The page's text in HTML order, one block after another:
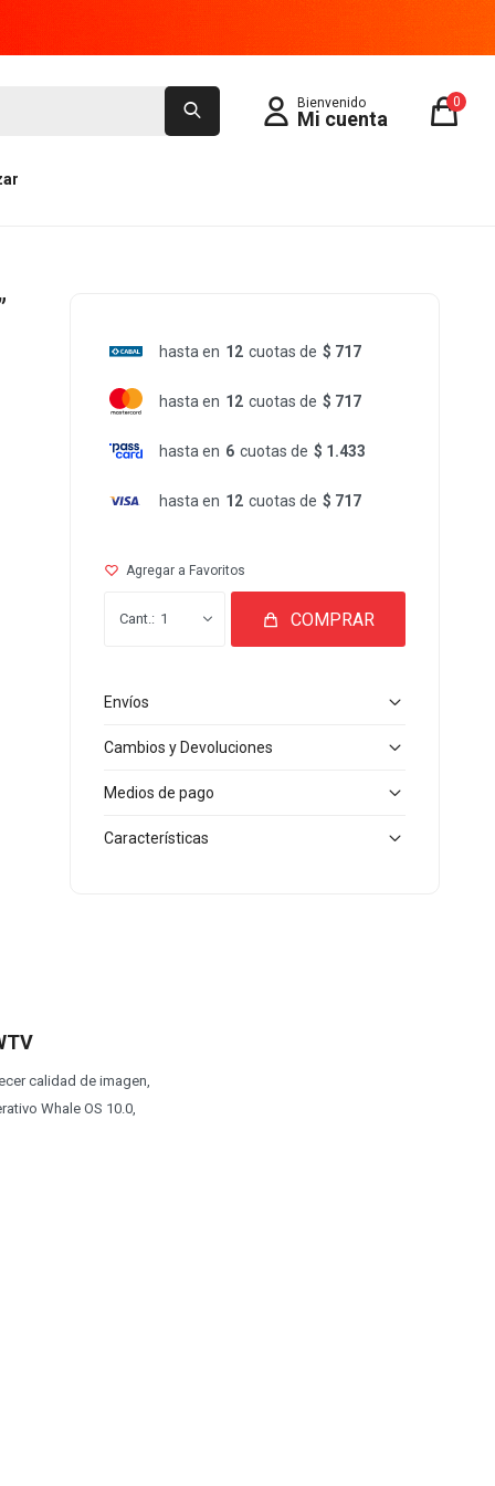
0
hasta en 12 cuotas de $ 717
hasta en 12 cuotas de $ 717
hasta en 6 cuotas de $ 1.433
hasta en 12 cuotas de $ 717
1 COMPRAR
Envíos
Cambios y Devoluciones
Medios de pago
Características
calidad de imagen,
Whale OS 10.0,